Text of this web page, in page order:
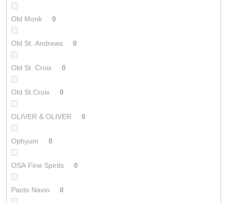
Old Monk 0
Old St. Andrews 0
Old St. Croix 0
Old St.Croix 0
OLIVER & OLIVER 0
Ophyum 0
OSA Fine Spirits 0
Pacto Navio 0